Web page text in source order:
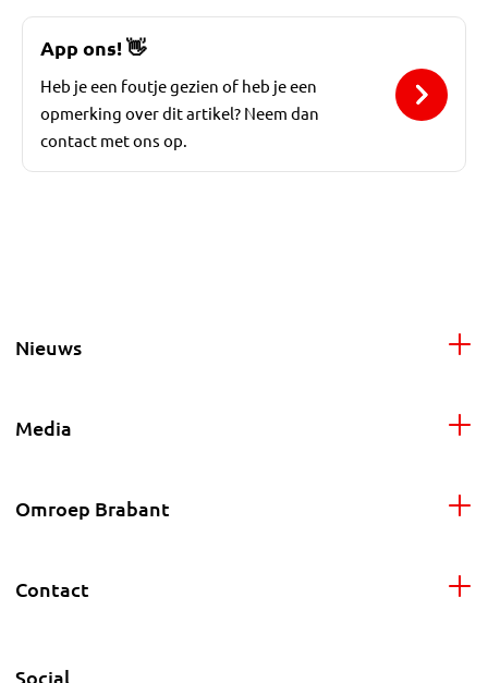
App ons!👋
Heb je een foutje gezien of heb je een
opmerking over dit artikel? Neem dan
contact met ons op.
Nieuws
Media
Omroep Brabant
Contact
Social